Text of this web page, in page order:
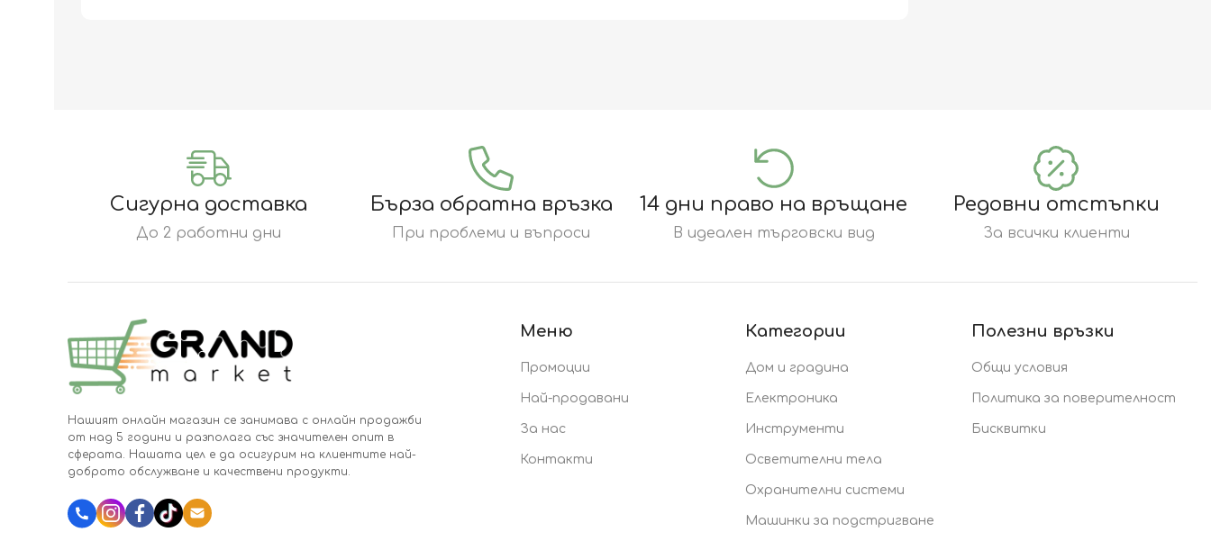
Сигурна доставка
До 2 работни дни
Бърза обратна връзка
При проблеми и въпроси
14 дни право на връщане
В идеален търговски вид
Редовни отстъпки
За всички клиенти
Нашият онлайн магазин се занимава с онлайн продажби
от над 5 години и разполага със значителен опит в
сферата. Нашата цел е да осигурим на клиентите най-
доброто обслужване и качествени продукти.
Меню
Промоции
Най-продавани
За нас
Контакти
Категории
Дом и градина
Електроника
Инструменти
Осветителни тела
Охранителни системи
Машинки за подстригване
Полезни връзки
Общи условия
Политика за поверителност
Бисквитки